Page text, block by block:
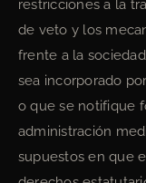
restricciones a la
de veto y los
frente a la
sea incorporado
o que se notifique
administración
supuestos en que